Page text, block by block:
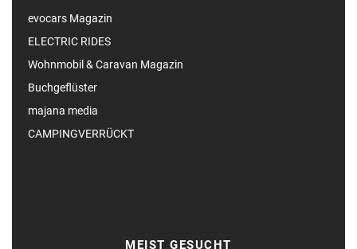
evocars Magazin
ELECTRIC RIDES
Wohnmobil & Caravan Magazin
Buchgeflüster
majana media
CAMPINGVERRÜCKT
MEIST GESUCHT